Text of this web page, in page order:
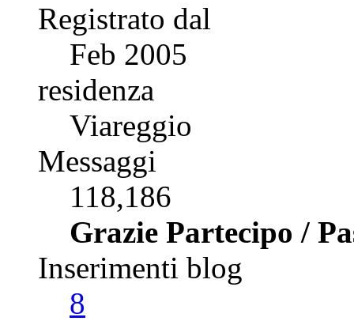
Registrato dal
Feb 2005
residenza
Viareggio
Messaggi
118,186
Grazie Partecipo /
Inserimenti blog
8